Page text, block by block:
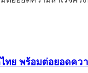
ทย พร้อมต่อยอดค